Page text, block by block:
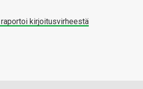
kirjoitusvirheestä